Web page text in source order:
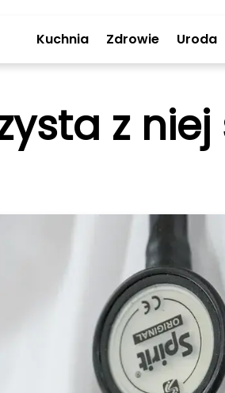
Kuchnia Zdrowie Uroda
z